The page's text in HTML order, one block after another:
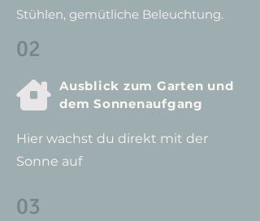
Stühlen, gemütliche Beleuchtung.
02
 Ausblick zum Garten und
dem Sonnenaufgang
Hier wachst du direkt mit der
Sonne auf
03